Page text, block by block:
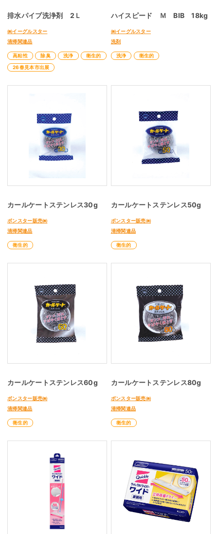
排水パイプ洗浄剤 2Ｌ
㈱イーグルスター
清掃関連品
高粘性 除臭 洗浄
衛生的
26春見本市出展
ハイスピード Ｍ BIB 18kg
㈱イーグルスター
洗剤
洗浄 衛生的
カールケートステンレス30g
ボンスター販売㈱
清掃関連品
衛生的
カールケートステンレス50g
ボンスター販売㈱
清掃関連品
衛生的
カールケートステンレス60g
ボンスター販売㈱
清掃関連品
衛生的
カールケートステンレス80g
ボンスター販売㈱
清掃関連品
衛生的